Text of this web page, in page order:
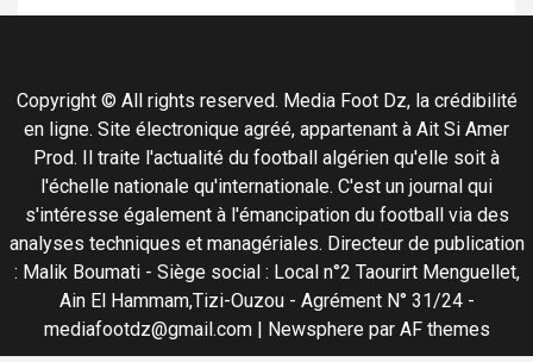
Copyright © All rights reserved. Media Foot Dz, la crédibilité
en ligne. Site électronique agréé, appartenant à Ait Si Amer
Prod. Il traite l'actualité du football algérien qu'elle soit à
l'échelle nationale qu'internationale. C'est un journal qui
s'intéresse également à l'émancipation du football via des
analyses techniques et managériales. Directeur de publication
: Malik Boumati - Siège social : Local n°2 Taourirt Menguellet,
Ain El Hammam,Tizi-Ouzou - Agrément N° 31/24 -
mediafootdz@gmail.com | Newspherepar AF themes